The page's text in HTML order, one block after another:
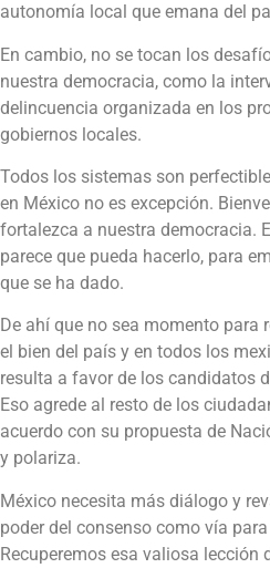
autonomía local que emana del
En cambio, no se tocan los
nuestra democracia, como la
delincuencia organizada en los
gobiernos locales.
Todos los sistemas son
en México no es excepción.
fortalezca a nuestra democracia.
parece que pueda hacerlo, para
que se ha dado.
De ahí que no sea momento para
el bien del país y en todos los
resulta a favor de los candidatos
Eso agrede al resto de los
acuerdo con su propuesta de
y polariza.
México necesita más diálogo y
poder del consenso como vía
Recuperemos esa valiosa lección